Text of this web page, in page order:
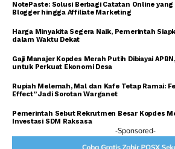
NotePaste: Solusi Berbagi Catatan Online
Blogger hingga Affiliate Marketing
Harga Minyakita Segera Naik, Pemerintah
dalam Waktu Dekat
Gaji Manajer Kopdes Merah Putih Dibiayai
untuk Perkuat Ekonomi Desa
Rupiah Melemah, Mal dan Kafe Tetap Ramai:
Effect” Jadi Sorotan Warganet
Pemerintah Sebut Rekrutmen Besar Kopdes
Investasi SDM Raksasa
-Sponsored-